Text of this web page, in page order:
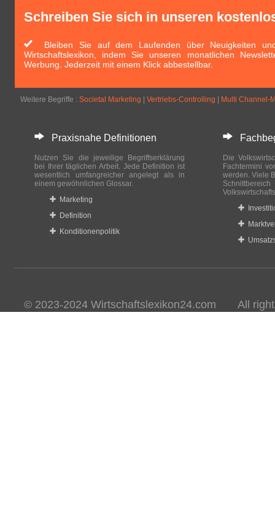
Schreiben Sie sich in unseren
Bleiben Sie auf dem Laufenden über Neuigkeiten
Wirtschaftslexikon, indem Sie unseren monatlichen
Werbung. Jederzeit mit einem Klick abbestellbar.
Weitere Begriffe : Societal Marketing Vertriebs-Controlling Multi Channel-
Praxisnahe Definitionen
Nutzen Sie die jeweilige Begriffserklärung
bei Ihrer täglichen Arbeit. Jede Definition ist
wesentlich umfangreicher angelegt als in
einem gewöhnlichen Glossar.
Marketing
Definition
Konditionenpolitik
Die
Fachtermini
werden. Viele
© 2023-2024 Wirtschaftslexikon24.com All